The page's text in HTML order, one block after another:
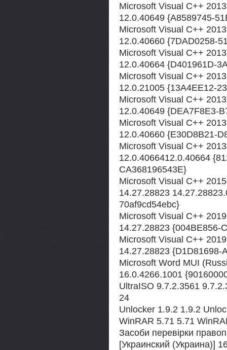
Microsoft Visual C++
12.0.40649 {A8589745-
Microsoft Visual C++
12.0.40660 {7DAD0258-
Microsoft Visual C++
12.0.40664 {D401961D-
Microsoft Visual C++
12.0.21005 {13A4EE12-
Microsoft Visual C++
12.0.40649 {DEA7F8E3-
Microsoft Visual C++
12.0.40660 {E30D8B21-
Microsoft Visual C++
12.0.4066412.0.40664
CA368196543E}
Microsoft Visual C++
14.27.28823
70af9cd54ebc}
Microsoft Visual C++
14.27.28823 {004BE856-
Microsoft Visual C++
14.27.28823 {D1D81698-
Microsoft Word MUI
16.0.4266.1001
UltraISO 9.7.2.3561
24
Unlocker 1.9.2 1.9.2
WinRAR 5.71 5.71
Засоби перевірки
[Украинский (Украина)]